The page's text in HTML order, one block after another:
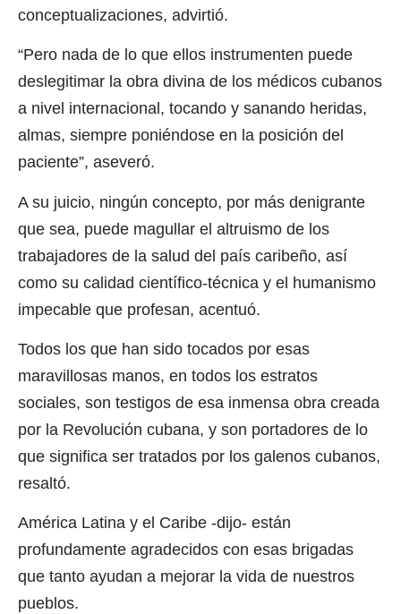
conceptualizaciones, advirtió.
“Pero nada de lo que ellos instrumenten puede
deslegitimar la obra divina de los médicos cubanos
a nivel internacional, tocando y sanando heridas,
almas, siempre poniéndose en la posición del
paciente”, aseveró.
A su juicio, ningún concepto, por más denigrante
que sea, puede magullar el altruismo de los
trabajadores de la salud del país caribeño, así
como su calidad científico-técnica y el humanismo
impecable que profesan, acentuó.
Todos los que han sido tocados por esas
maravillosas manos, en todos los estratos
sociales, son testigos de esa inmensa obra creada
por la Revolución cubana, y son portadores de lo
que significa ser tratados por los galenos cubanos,
resaltó.
América Latina y el Caribe -dijo- están
profundamente agradecidos con esas brigadas
que tanto ayudan a mejorar la vida de nuestros
pueblos.